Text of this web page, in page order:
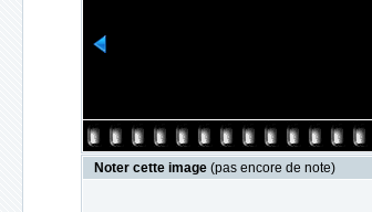
Noter cette image (pas encore de note)